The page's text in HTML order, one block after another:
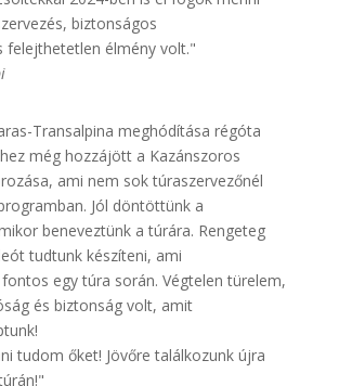
biztonságos
felejthetetlen élmény volt."
Transalpina meghódítása régóta
még hozzájött a Kazánszoros
ami nem sok túraszervezőnél
Jól döntöttünk a
beneveztünk a túrára. Rengeteg
tudtunk készíteni, ami
egy túra során. Végtelen türelem,
és biztonság volt, amit
tudom őket! Jövőre találkozunk újra